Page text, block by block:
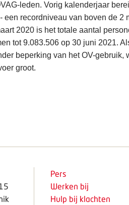
leden. Vorig kalenderjaar
een recordniveau van boven de 2
2020 is het totale aantal
tot 9.083.506 op 30 juni 2021.
beperking van het OV-gebruik,
groot.
Pers
Werken bij
Hulp bij klachten